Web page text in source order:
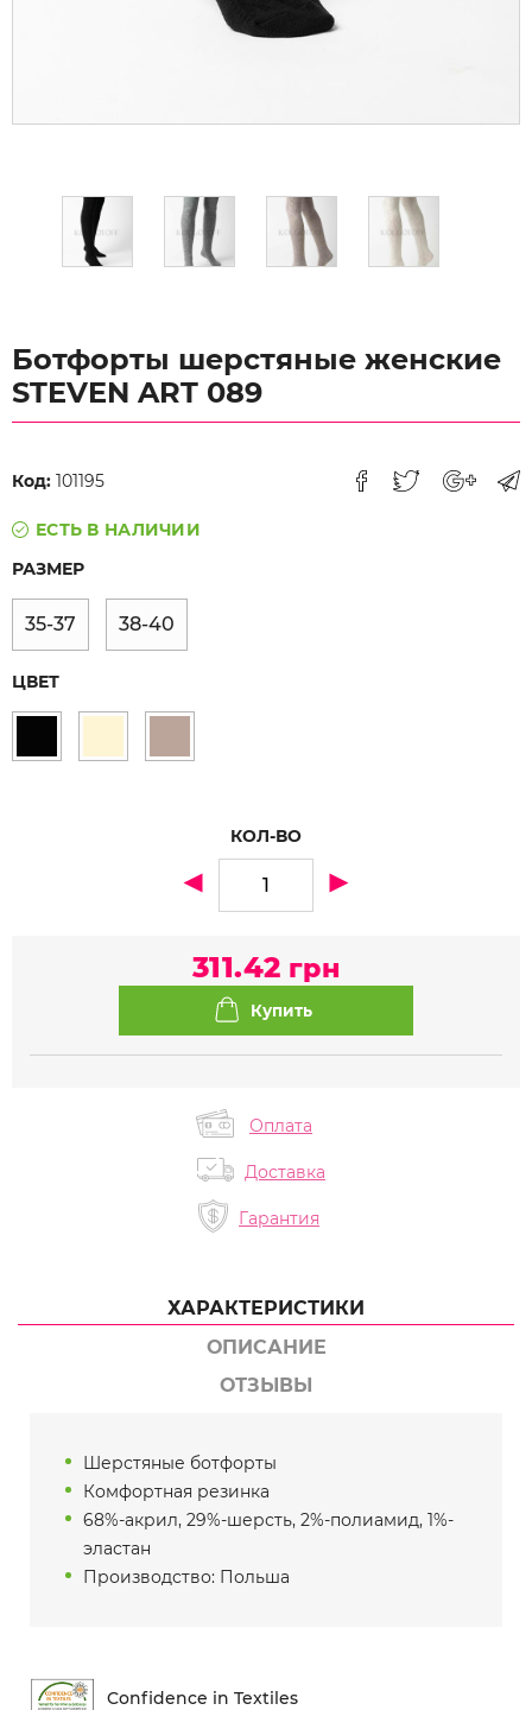
Ботфорты шерстяные женские
STEVEN ART 089
Код: 101195
ЕСТЬ В НАЛИЧИИ
РАЗМЕР
35-37 38-40
ЦВЕТ
КОЛ-ВО
311.42 грн
Оплата
Доставка
Гарантия
ХАРАКТЕРИСТИКИ
ОПИСАНИЕ
ОТЗЫВЫ
Шерстяные ботфорты
Комфортная резинка
68%-акрил, 29%-шерсть, 2%-полиамид, 1%-
эластан
Производство: Польша
Conf​idence in Textiles